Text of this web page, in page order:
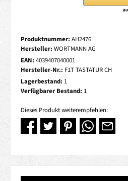
Produktnummer: AH2476
Hersteller: WORTMANN AG
EAN: 4039407040001
Hersteller-Nr.: F1T TASTATUR CH
Lagerbestand: 1
Verfügbarer Bestand: 1
Dieses Produkt weiterempfehlen: